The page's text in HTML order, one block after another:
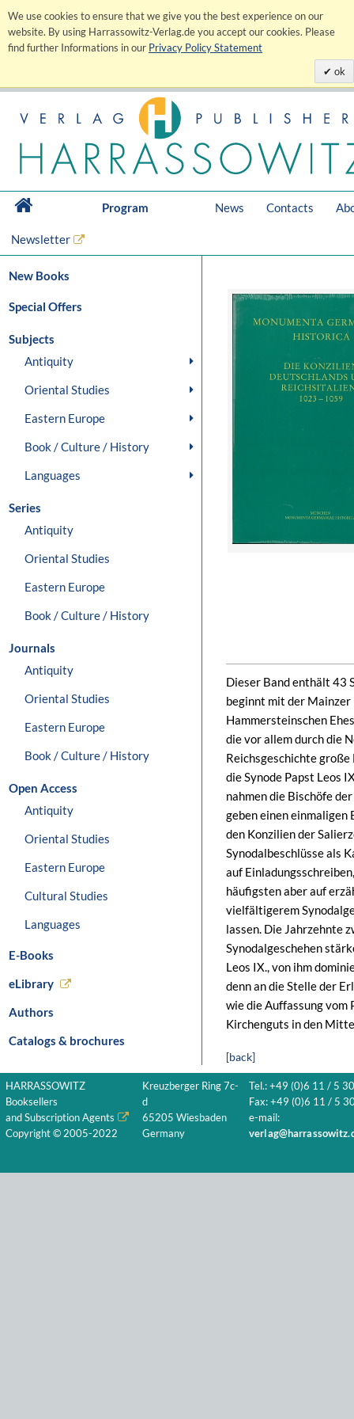
We use cookies to ensure that we give you the best experience on our
website. By using Harrassowitz-Verlag.de you accept our cookies. Please
find further Informations in our Privacy Policy Statement
ok
Program News Contacts
Newsletter
New Books
Special Offers
Subjects
Antiquity
Oriental Studies
Eastern Europe
Book / Culture / History
Languages
Series
Antiquity
Oriental Studies
Eastern Europe
Book / Culture / History
Journals
Antiquity
Oriental Studies
Eastern Europe
Book / Culture / History
Open Access
Antiquity
Oriental Studies
Eastern Europe
Cultural Studies
Languages
E-Books
eLibrary
Authors
Catalogs & brochures
Dieser Band enthält 43
beginnt mit der Mainzer
Hammersteinschen
die vor allem durch die
Reichsgeschichte
die Synode Papst Leos
nahmen die Bischöfe
geben einen einmaligen
den Konzilien der
Synodalbeschlüsse als
auf
häufigsten aber auf
vielfältigerem
lassen. Die Jahrzehnte
Synodalgeschehen
Leos IX., von ihm
denn an die Stelle der
wie die Auffassung vom
Kirchenguts in den
[back]
HARRASSOWITZ
Booksellers
and Subscription Agents
Copyright © 2005-2022
Kreuzberger Ring 7c-
d
65205 Wiesbaden
Germany
Tel.: +49 (0)6 11 / 5
Fax: +49 (0)6 11 / 5
e-mail: